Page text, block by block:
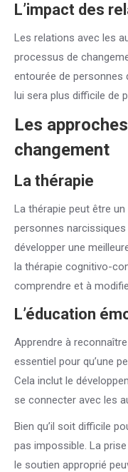
L’impact des
Les relations avec les
processus de
entourée de
lui sera plus difficile de
Les
changement
La thérapie
La thérapie peut être
personnes
développer une
la thérapie cognitivo-
comprendre et à
L’éducation
Apprendre à
essentiel pour qu’une
Cela inclut le
se connecter avec les
Bien qu’il soit difficile
pas impossible. La
le soutien approprié